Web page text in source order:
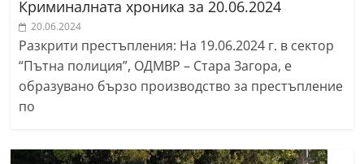
Криминалната хроника за 20.06.2024
20.06.2024
Разкрити престъпления: На 19.06.2024 г. в сектор
“Пътна полиция”, ОДМВР – Стара Загора, е
образувано бързо производство за престъпление
по